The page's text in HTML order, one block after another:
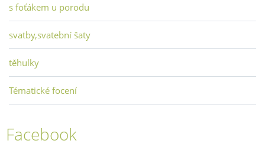
s foťákem u porodu
svatby,svatební šaty
těhulky
Tématické focení
Facebook